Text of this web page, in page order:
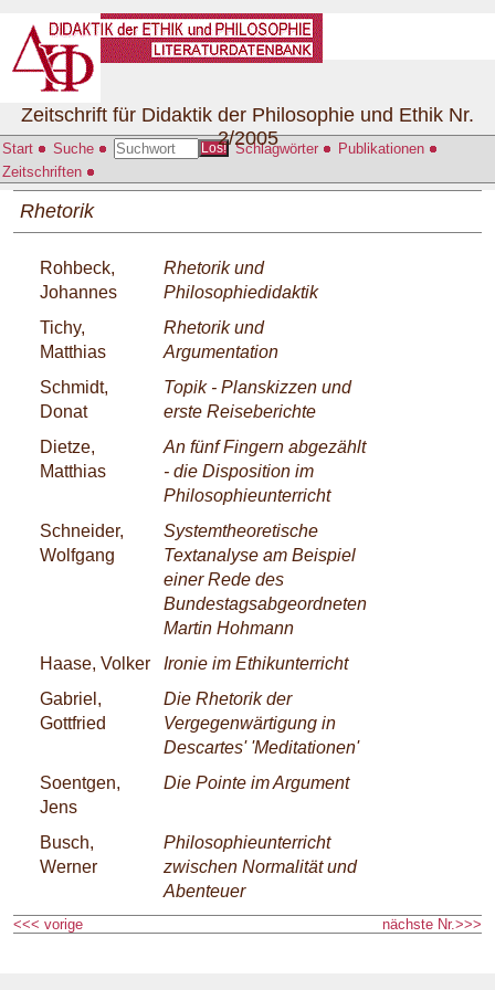
Start Suche Los! Schlagwörter
Publikationen
Zeitschriften
Zeitschrift für Didaktik der Philosophie und Ethik Nr.
2/2005
Rhetorik
Rohbeck,
Johannes
Rhetorik und
Philosophiedidaktik
Tichy,
Matthias
Rhetorik und
Argumentation
Schmidt,
Donat
Topik - Planskizzen und
erste Reiseberichte
Dietze,
Matthias
An fünf Fingern abgezählt
- die Disposition im
Philosophieunterricht
Schneider,
Wolfgang
Systemtheoretische
Textanalyse am Beispiel
einer Rede des
Bundestagsabgeordneten
Martin Hohmann
Haase, Volker
Ironie im Ethikunterricht
Gabriel,
Gottfried
Die Rhetorik der
Vergegenwärtigung in
Descartes' 'Meditationen'
Soentgen,
Jens
Die Pointe im Argument
Busch,
Werner
Philosophieunterricht
zwischen Normalität und
Abenteuer
<<< vorige nächste Nr.>>>